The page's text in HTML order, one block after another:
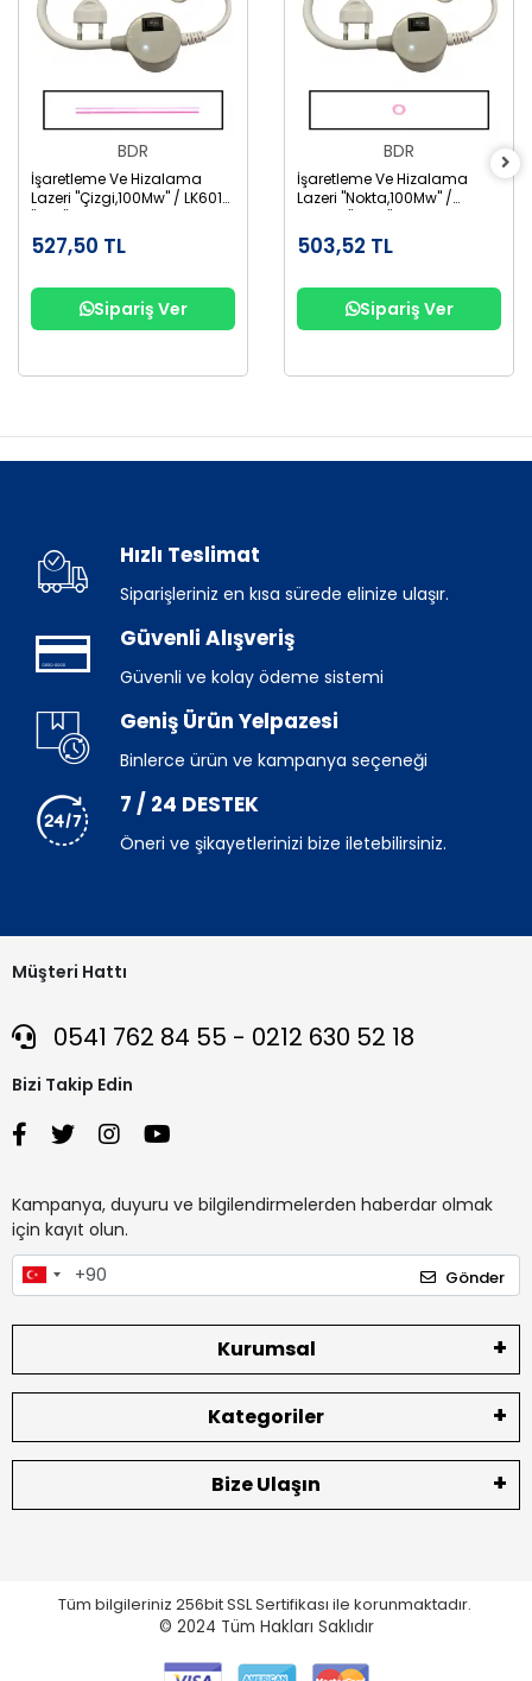
BDR
İşaretleme Ve Hizalama
Lazeri "Çizgi,100Mw" / LK6018
"Line"
527,50 TL
Sipariş Ver
BDR
İşaretleme Ve Hizalama
Lazeri "Nokta,100Mw" /
LK6018 "Point"
503,52 TL
Sipariş Ver
Hızlı Teslimat
Siparişleriniz en kısa sürede elinize ulaşır.
Güvenli Alışveriş
Güvenli ve kolay ödeme sistemi
Geniş Ürün Yelpazesi
Binlerce ürün ve kampanya seçeneği
7 / 24 DESTEK
Öneri ve şikayetlerinizi bize iletebilirsiniz.
Müşteri Hattı
0541 762 84 55 - 0212 630 52 18
Bizi Takip Edin
Kampanya, duyuru ve bilgilendirmelerden haberdar olmak
için kayıt olun.
Gönder
Kurumsal
Kategoriler
Bize Ulaşın
Tüm bilgileriniz 256bit SSL Sertifikası ile korunmaktadır.
© 2024 Tüm Hakları Saklıdır